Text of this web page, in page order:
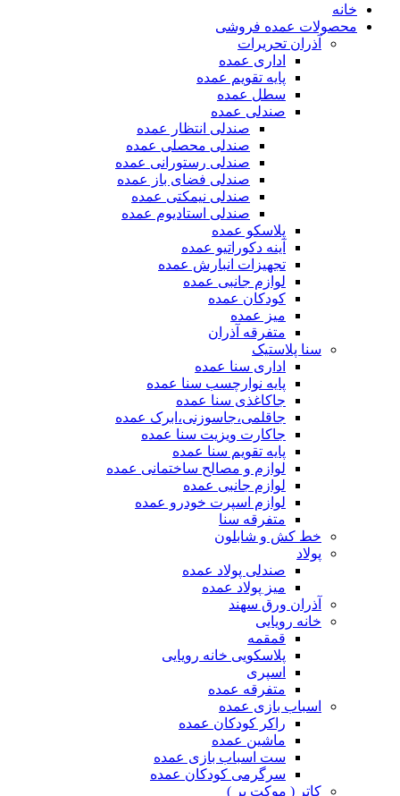
خانه
محصولات عمده فروشی
آذران تحریرات
اداری عمده
پایه تقویم عمده
سطل عمده
صندلی عمده
صندلی انتظار عمده
صندلی محصلی عمده
صندلی رستورانی عمده
صندلی فضای باز عمده
صندلی نیمکتی عمده
صندلی استادیوم عمده
پلاسکو عمده
آینه دکوراتیو عمده
تجهیزات انبارش عمده
لوازم جانبی عمده
کودکان عمده
میز عمده
متفرقه آذران
سنا پلاستیک
اداری سنا عمده
پایه نوارچسب سنا عمده
جاکاغذی سنا عمده
جاقلمی،جاسوزنی،ابرک عمده
جاکارت ویزیت سنا عمده
پایه تقویم سنا عمده
لوازم و مصالح ساختمانی عمده
لوازم جانبی عمده
لوازم اسپرت خودرو عمده
متفرقه سنا
خط کش و شابلون
پولاد
صندلی پولاد عمده
میز پولاد عمده
آذران ورق سهند
خانه رویایی
قمقمه
پلاسکویی خانه رویایی
اسپری
متفرقه عمده
اسباب بازی عمده
راکر کودکان عمده
ماشین عمده
ست اسباب بازی عمده
سرگرمی کودکان عمده
کاتر ( موکت بر )